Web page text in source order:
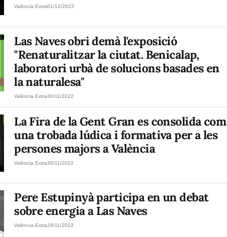
València Extra01/12/2022
Las Naves obri demà l'exposició
"Renaturalitzar la ciutat. Benicalap,
laboratori urbà de solucions basades en
la naturalesa"
València Extra30/11/2022
La Fira de la Gent Gran es consolida com
una trobada lúdica i formativa per a les
persones majors a València
València Extra30/11/2022
Pere Estupinyà participa en un debat
sobre energia a Las Naves
València Extra29/11/2022